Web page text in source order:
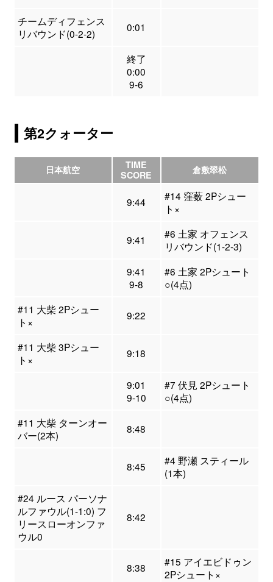
チームディフェンス
リバウンド(0-2-2)
0:01
終了
0:00
9-6
第2クォーター
日本航空
TIME
SCORE
倉敷翠松
9:44
#14 窪薮 2Pシュー
ト×
9:41
#6 土家 オフェンス
リバウンド(1-2-3)
9:41
9-8
#6 土家 2Pシュート
○(4点)
#11 大柴 2Pシュー
ト×
9:22
#11 大柴 3Pシュー
ト×
9:18
9:01
9-10
#7 伏見 2Pシュート
○(4点)
#11 大柴 ターンオー
バー(2本)
8:48
8:45
#4 野瀬 スティール
(1本)
#24 ルース パーソナ
ルファウル(1-1:0) フ
リースローオンファ
ウル0
8:42
8:38
#15 アイエビドゥン
2Pシュート×